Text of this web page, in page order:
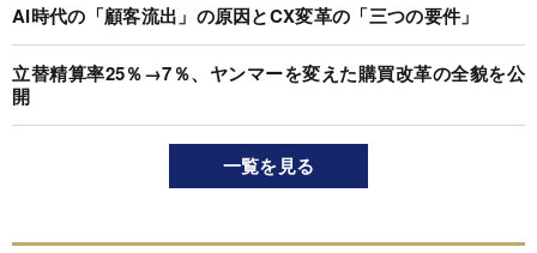
AI時代の「顧客流出」の原因とCX変革の「三つの要件」
立替精算率25％→7％、ヤンマーを変えた購買改革の全貌を公
開
一覧を見る